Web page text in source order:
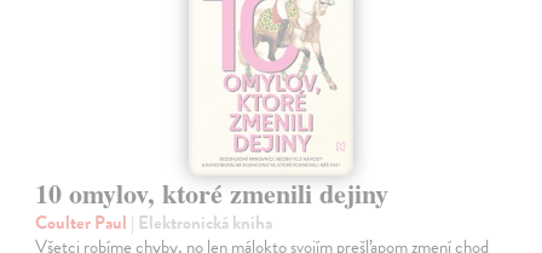
10 omylov, ktoré zmenili dejiny
Coulter Paul | Elektronická kniha
Všetci robíme chyby, no len málokto svojím prešľapom zmení chod